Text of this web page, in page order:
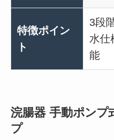
特徴ポイン
ト
3段
水仕
能
浣腸器 手動ポンプ
プ